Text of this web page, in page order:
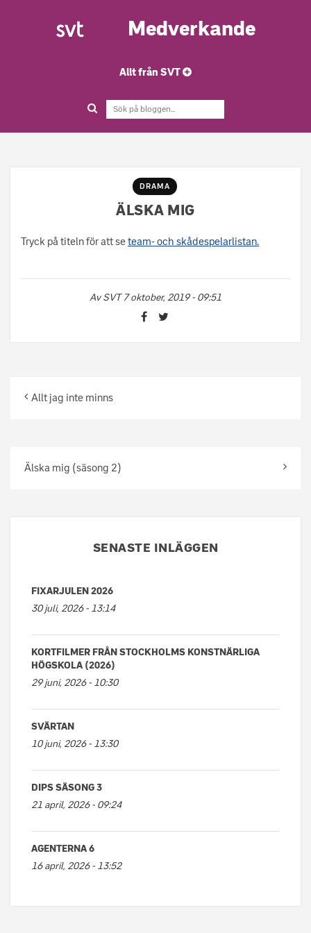
Medverkande
Allt från SVT
DRAMA
ÄLSKA MIG
Tryck på titeln för att seteam- och skådespelarlistan.
AvSVT 7 oktober, 2019 - 09:51
Allt jag inte minns
Älska mig (säsong 2)
SENASTE INLÄGGEN
FIXARJULEN 2026
30 juli, 2026 - 13:14
KORTFILMER FRÅN STOCKHOLMS KONSTNÄRLIGA
HÖGSKOLA (2026)
29 juni, 2026 - 10:30
SVÄRTAN
10 juni, 2026 - 13:30
DIPS SÄSONG 3
21 april, 2026 - 09:24
AGENTERNA 6
16 april, 2026 - 13:52